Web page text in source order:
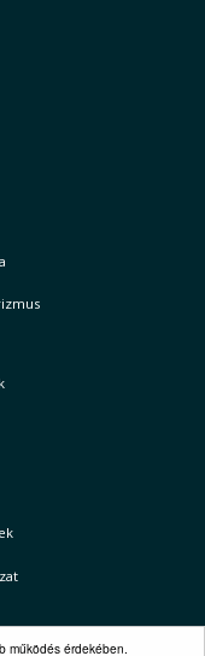
működés érdekében.